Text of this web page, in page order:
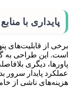
پایداری با
برخی از قابلیت‌های
است. این طراحی به
پاورها، دیگری
عملکرد پایدار سرور
هزینه‌های ناشی از